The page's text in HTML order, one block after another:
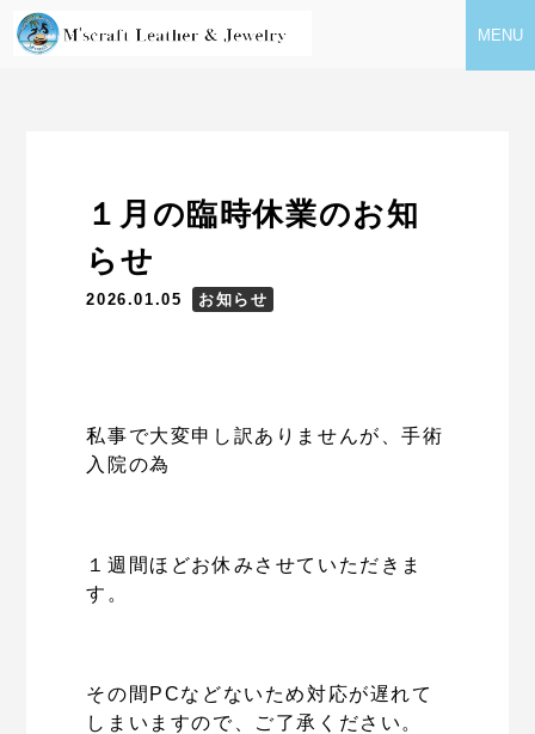
MENU
１月の臨時休業のお知
らせ
2026.01.05 お知らせ
私事で大変申し訳ありませんが、手術
入院の為
１週間ほどお休みさせていただきま
す。
その間PCなどないため対応が遅れて
しまいますので、ご了承ください。